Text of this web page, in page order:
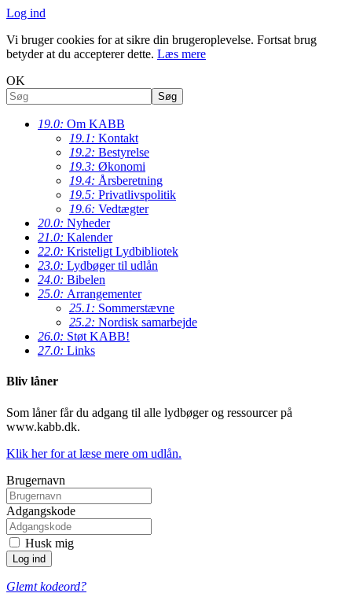
Log ind
Vi bruger cookies for at sikre din brugeroplevelse. Fortsat brug
betyder at du accepterer dette. Læs mere
OK
19.0: Om KABB
19.1: Kontakt
19.2: Bestyrelse
19.3: Økonomi
19.4: Årsberetning
19.5: Privatlivspolitik
19.6: Vedtægter
20.0: Nyheder
21.0: Kalender
22.0: Kristeligt Lydbibliotek
23.0: Lydbøger til udlån
24.0: Bibelen
25.0: Arrangementer
25.1: Sommerstævne
25.2: Nordisk samarbejde
26.0: Støt KABB!
27.0: Links
Bliv låner
Som låner får du adgang til alle lydbøger og ressourcer på
www.kabb.dk.
Klik her for at læse mere om udlån.
Brugernavn
Adgangskode
Husk mig
Glemt kodeord?